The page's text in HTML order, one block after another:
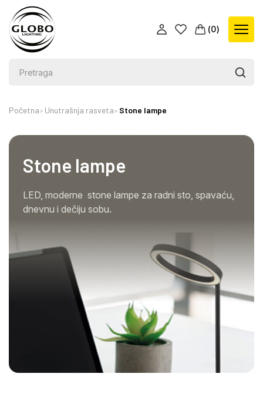
(0)
Početna Unutrašnja rasveta Stone lampe
Stone lampe
LED, moderne stone lampe za radni sto, spavaću,
dnevnu i dečiju sobu.